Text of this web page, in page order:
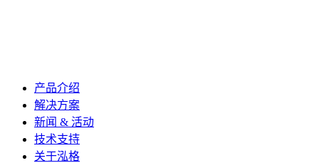
产品介绍
解决方案
新闻 & 活动
技术支持
关于泓格